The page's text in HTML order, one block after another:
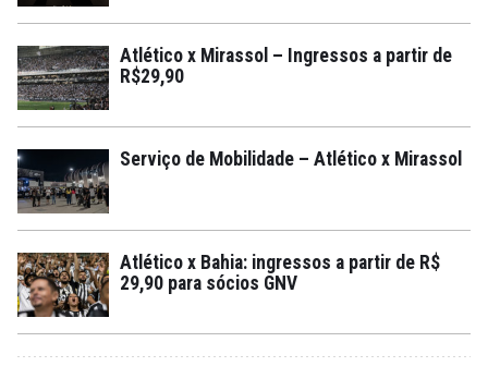
Atlético x Mirassol – Ingressos a partir de
R$29,90
Serviço de Mobilidade – Atlético x Mirassol
Atlético x Bahia: ingressos a partir de R$
29,90 para sócios GNV